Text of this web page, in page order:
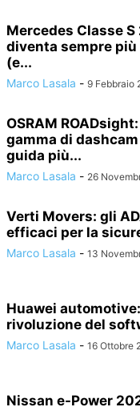
Mercedes Classe
diventa sempre
(e...
Marco Lasala - 9 Febbraio
OSRAM
gamma di
guida più...
Marco Lasala - 26
Verti Movers: gli
efficaci per la
Marco Lasala - 13
Huawei
rivoluzione del
Marco Lasala - 16 Ottobre
Nissan e-Power